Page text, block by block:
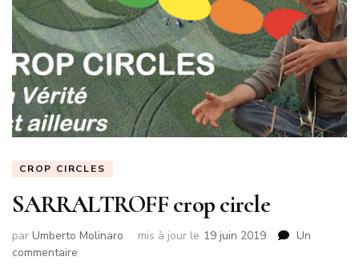
CROP CIRCLES
SARRALTROFF crop circle
par Umberto Molinaro mis à jour le 19 juin 2019
Un
commentaire